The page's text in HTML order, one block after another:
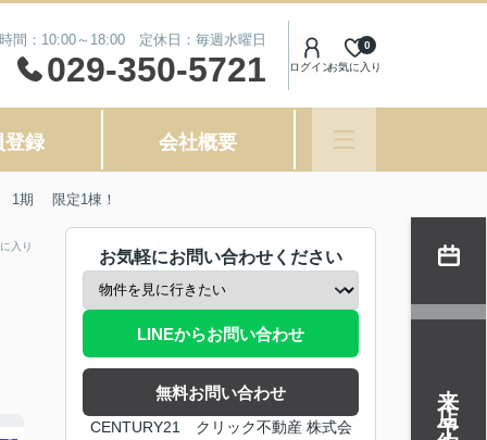
間：10:00～18:00 定休日：毎週水曜日
029-350-5721 ログインお気に入り
0
登録 会社概要
1期 限定1棟！
入り
お気軽にお問い合わせください
LINEからお問い合わせ
無料お問い合わせ
CENTURY21 クリック不動産 株式会
来店予約